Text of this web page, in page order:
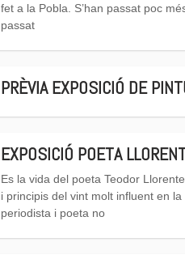
fet a la Pobla. S’han passat poc
passat
PRÈVIA EXPOSICIÓ DE
EXPOSICIÓ POETA
Es la vida del poeta Teodor
i principis del vint molt influent en
periodista i poeta no